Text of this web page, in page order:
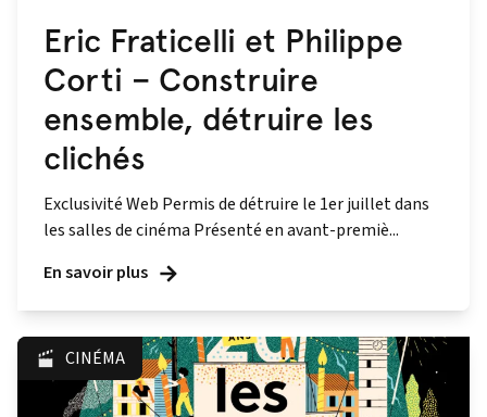
Eric Fraticelli et Philippe
Corti – Construire
ensemble, détruire les
clichés
Exclusivité Web Permis de détruire le 1er juillet dans
les salles de cinéma Présenté en avant‑premiè...
En savoir plus
CINÉMA